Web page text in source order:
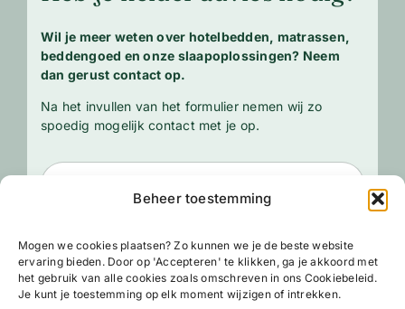
Beheer toestemming
Mogen we cookies plaatsen? Zo kunnen we je de beste website
ervaring bieden. Door op 'Accepteren' te klikken, ga je akkoord met
het gebruik van alle cookies zoals omschreven in ons Cookiebeleid.
Je kunt je toestemming op elk moment wijzigen of intrekken.
Wil je meer weten over hotelbedden, matrassen,
beddengoed en onze slaapoplossingen? Neem
dan gerust contact op.
Na het invullen van het formulier nemen wij zo
spoedig mogelijk contact met je op.